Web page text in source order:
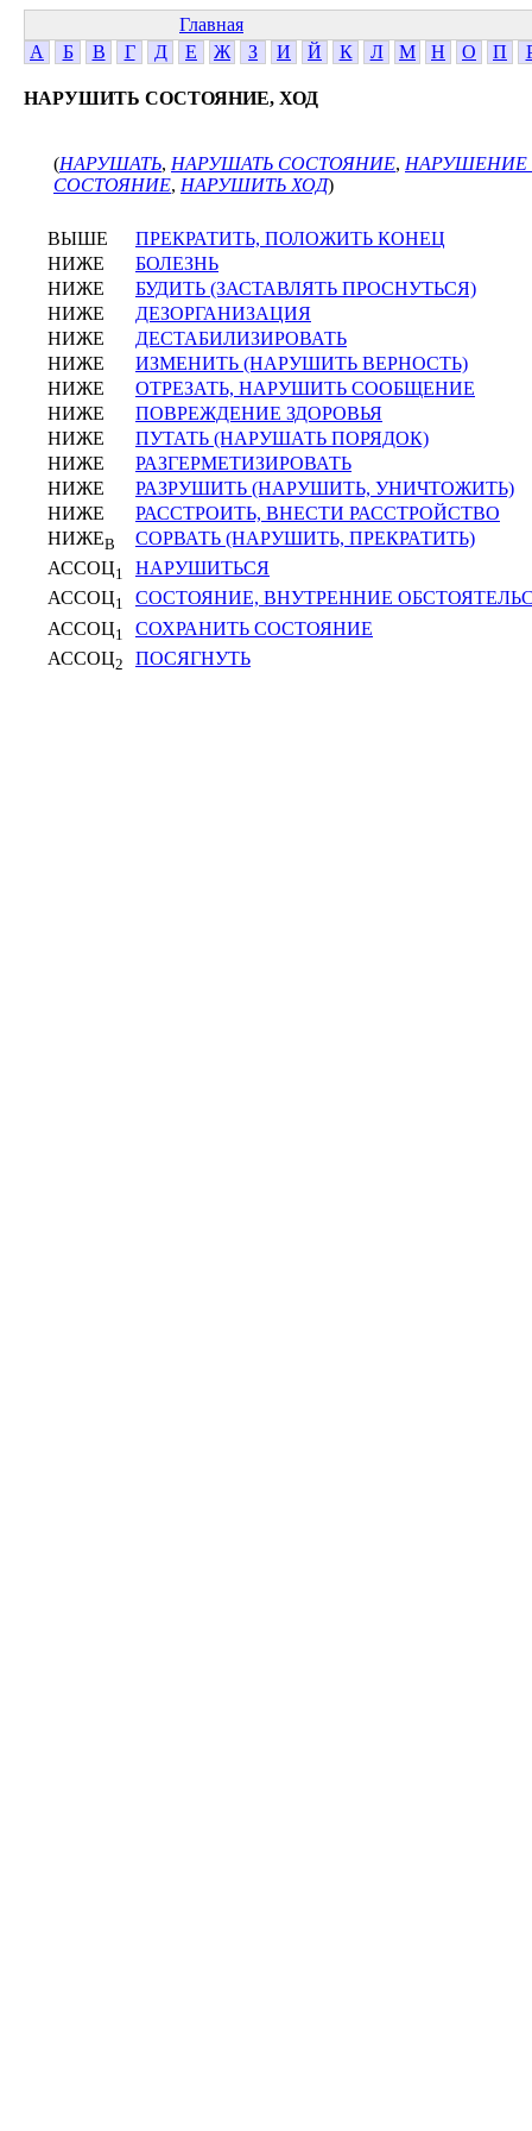
Главная
А
Б В Г Д Е Ж З И Й К Л М Н О П
НАРУШИТЬ СОСТОЯНИЕ, ХОД
(НАРУШАТЬ, НАРУШАТЬ СОСТОЯНИЕ, НАРУШЕНИЕ
СОСТОЯНИЕ, НАРУШИТЬ ХОД)
ВЫШЕ
ПРЕКРАТИТЬ, ПОЛОЖИТЬ КОНЕЦ
НИЖЕ
БОЛЕЗНЬ
НИЖЕ
БУДИТЬ (ЗАСТАВЛЯТЬ ПРОСНУТЬСЯ)
НИЖЕ
ДЕЗОРГАНИЗАЦИЯ
НИЖЕ
ДЕСТАБИЛИЗИРОВАТЬ
НИЖЕ
ИЗМЕНИТЬ (НАРУШИТЬ ВЕРНОСТЬ)
НИЖЕ
ОТРЕЗАТЬ, НАРУШИТЬ СООБЩЕНИЕ
НИЖЕ
ПОВРЕЖДЕНИЕ ЗДОРОВЬЯ
НИЖЕ
ПУТАТЬ (НАРУШАТЬ ПОРЯДОК)
НИЖЕ
РАЗГЕРМЕТИЗИРОВАТЬ
НИЖЕ
РАЗРУШИТЬ (НАРУШИТЬ, УНИЧТОЖИТЬ)
НИЖЕ
РАССТРОИТЬ, ВНЕСТИ РАССТРОЙСТВО
НИЖЕВ
СОРВАТЬ (НАРУШИТЬ, ПРЕКРАТИТЬ)
АССОЦ1
НАРУШИТЬСЯ
АССОЦ1
СОСТОЯНИЕ, ВНУТРЕННИЕ
АССОЦ1
СОХРАНИТЬ СОСТОЯНИЕ
АССОЦ2 ПОСЯГНУТЬ